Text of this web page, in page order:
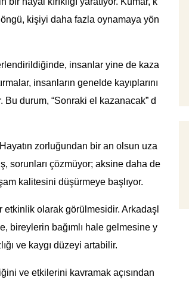
kişiyi daha fazla oynamaya yön
insanlar yine de kaza
insanların genelde kayıplarını
durum, “Sonraki el kazanacak” d
zorluğundan bir an olsun uza
sorunları çözmüyor; aksine daha de
kalitesini düşürmeye başlıyor.
olarak görülmesidir. Arkadaşl
bireylerin bağımlı hale gelmesine y
ve kaygı düzeyi artabilir.
ve etkilerini kavramak açısından